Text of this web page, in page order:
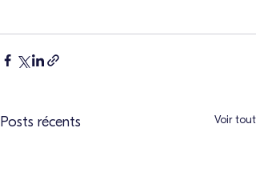
Posts récents Voir tout